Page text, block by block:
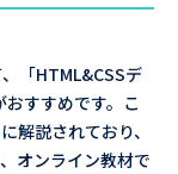
「HTML&CSSデ
すすめです。こ
解説されており、
オンライン教材で